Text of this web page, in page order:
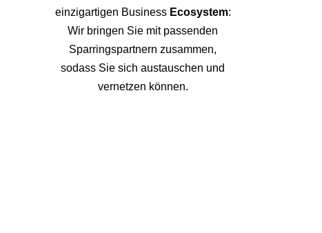
einzigartigen Business Ecosystem:
Wir bringen Sie mit passenden
Sparringspartnern zusammen,
sodass Sie sich austauschen und
vernetzen können.